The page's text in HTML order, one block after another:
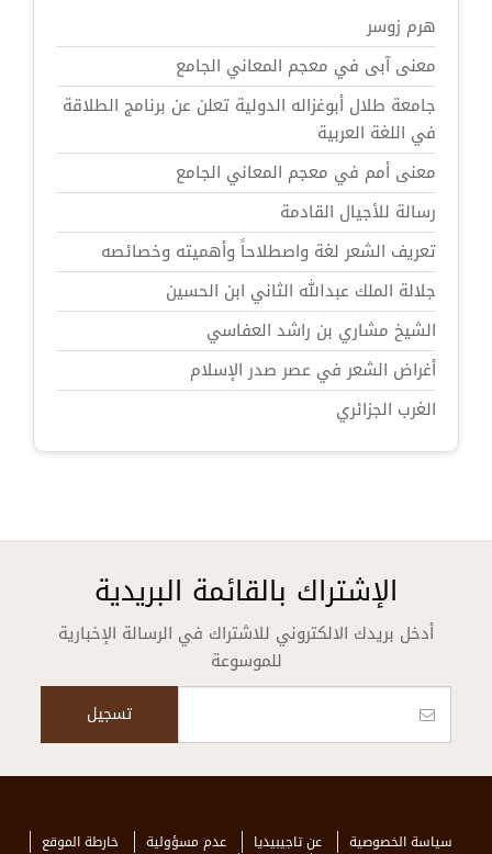
هرم زوسر
معنى آبى في معجم المعاني الجامع
جامعة طلال أبوغزاله الدولية تعلن عن برنامج الطلاقة
في اللغة العربية
معنى أمم في معجم المعاني الجامع
رسالة للأجيال القادمة
تعريف الشعر لغة واصطلاحاً وأهميته وخصائصه
جلالة الملك عبدالله الثاني ابن الحسين
الشيخ مشاري بن راشد العفاسي
أغراض الشعر في عصر صدر الإسلام
الغرب الجزائري
الإشتراك بالقائمة البريدية
أدخل بريدك الالكتروني للاشتراك في الرسالة الإخبارية
للموسوعة
سياسة الخصوصية عن تاجيبيديا عدم مسؤولية
خارطة الموقع